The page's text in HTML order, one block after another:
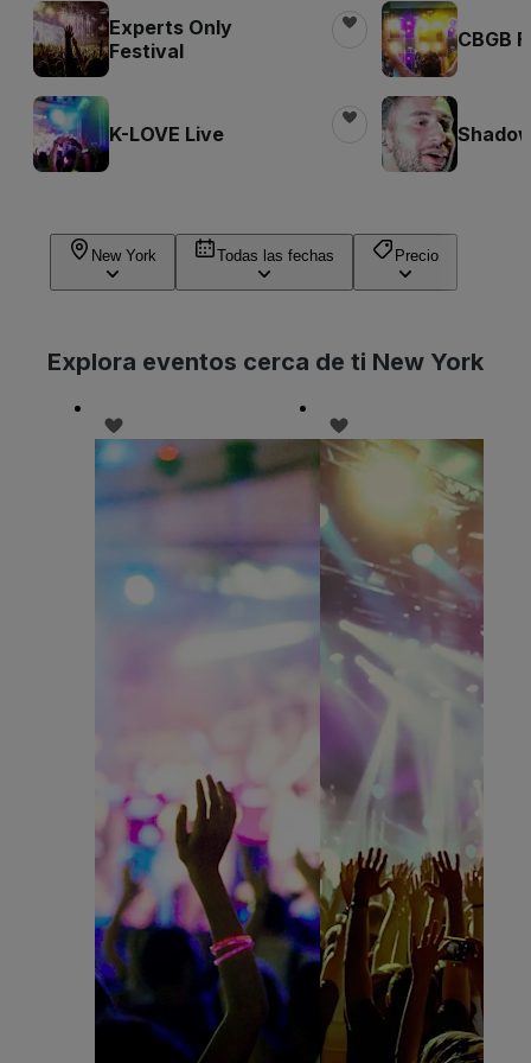
Experts Only
Festival
K-LOVE Live
CBGB
New York Todas las fechas Precio
Explora eventos cerca de ti New York